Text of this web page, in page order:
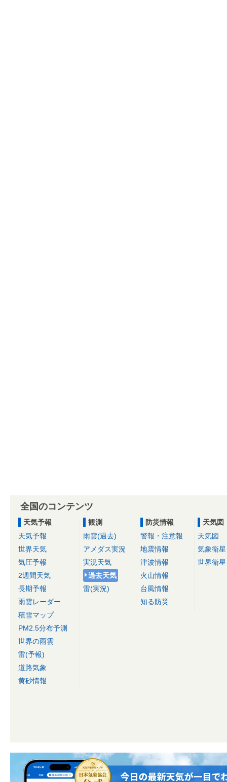
全国のコンテンツ
天気予報
天気予報
世界天気
気圧予報
2週間天気
長期予報
雨雲レーダー
積雪マップ
PM2.5分布予測
世界の雨雲
雷(予報)
道路気象
黄砂情報
観測
雨雲(過去)
アメダス実況
実況天気
過去天気
雷(実況)
防災情報
警報・注意報
地震情報
津波情報
火山情報
台風情報
知る防災
天気図
天気図
気象衛星
世界衛星